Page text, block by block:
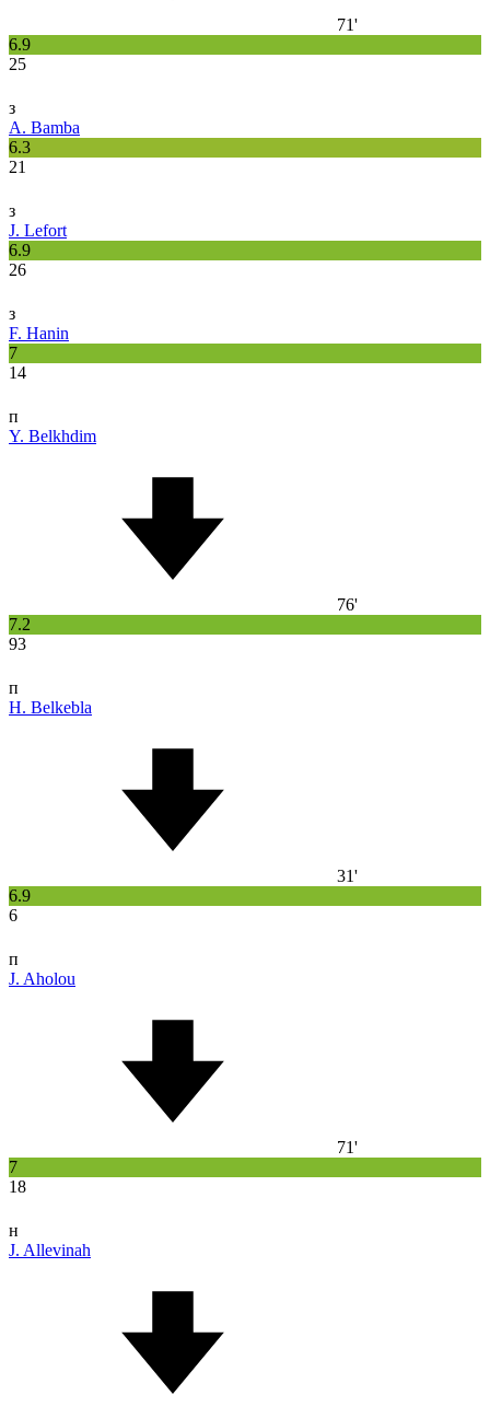
71'
6.9
25
з
A. Bamba
6.3
21
з
J. Lefort
6.9
26
з
F. Hanin
7
14
п
Y. Belkhdim
76'
7.2
93
п
H. Belkebla
31'
6.9
6
п
J. Aholou
71'
7
18
н
J. Allevinah